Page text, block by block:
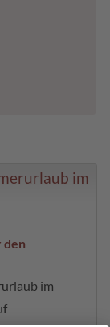
im
den
im